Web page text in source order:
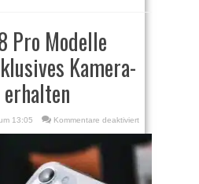
Pro Modelle
Kamera-
13:05 Kommentare deaktiviertfür
18
sollen